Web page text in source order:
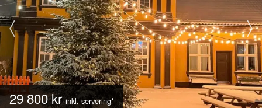
29 800 krinkl. servering*